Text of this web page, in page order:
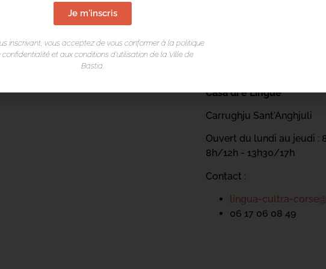
Casa di e Lingue
Carrughju Sant'Anghjuli
Ouvert du lundi au jeudi :
8h/12h - 13h30/17h
Contact :
lingua-cultra-
06 17 06 08 49
Je m'inscris
inscrivant, vous acceptez de vous conformer à la politique
confidentialité et aux conditions d’utilisation de la Ville de
Bastia.